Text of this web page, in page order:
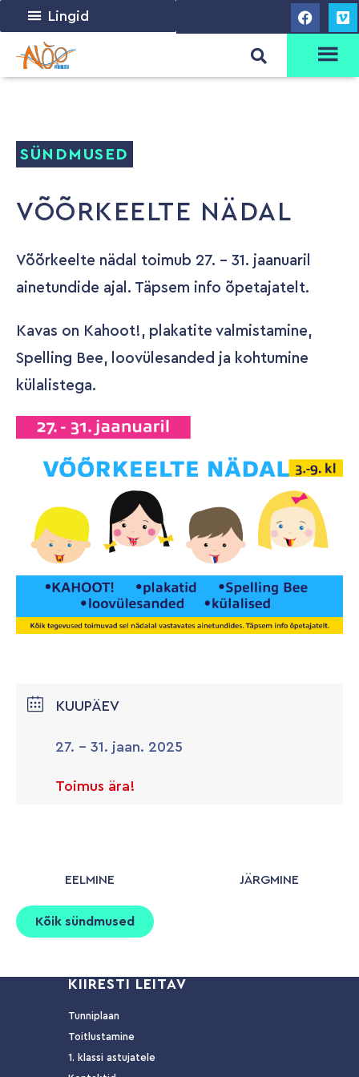
Lingid
SÜNDMUSED
VÕÕRKEELTE NÄDAL
Võõrkeelte nädal toimub 27. - 31. jaanuaril
ainetundide ajal. Täpsem info õpetajatelt.
Kavas on Kahoot!, plakatite valmistamine,
Spelling Bee, loovülesanded ja kohtumine
külalistega.
KUUPÄEV
27. - 31. jaan. 2025
Toimus ära!
EELMINE JÄRGMINE
Kõik sündmused
KIIRESTI LEITAV
Tunniplaan
Toitlustamine
1. klassi astujatele